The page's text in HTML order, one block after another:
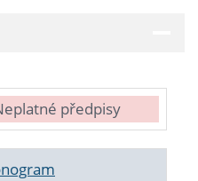
předpisy